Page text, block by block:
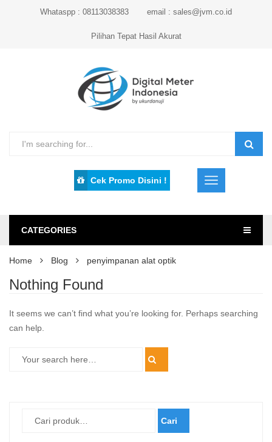
Whataspp : 08113038383 email : sales@jvm.co.id
Pilihan Tepat Hasil Akurat
Cek Promo Disini !
CATEGORIES
Home Blog penyimpanan alat optik
Nothing Found
It seems we can’t find what you’re looking for. Perhaps searching
can help.
Cari